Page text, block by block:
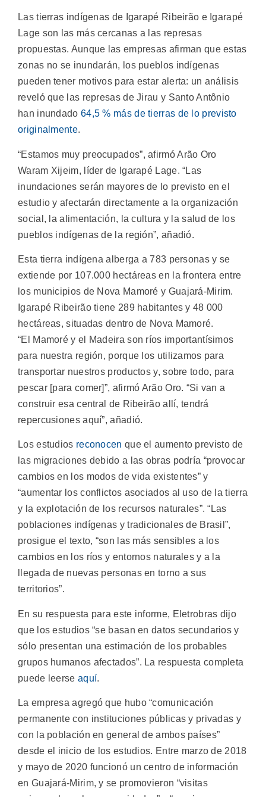
Las tierras indígenas de Igarapé Ribeirão e Igarapé
Lage son las más cercanas a las represas
propuestas. Aunque las empresas afirman que estas
zonas no se inundarán, los pueblos indígenas
pueden tener motivos para estar alerta: un análisis
reveló que las represas de Jirau y Santo Antônio
han inundado 64,5 % más de tierras de lo previsto
originalmente.
“Estamos muy preocupados”, afirmó Arão Oro
Waram Xijeim, líder de Igarapé Lage. “Las
inundaciones serán mayores de lo previsto en el
estudio y afectarán directamente a la organización
social, la alimentación, la cultura y la salud de los
pueblos indígenas de la región”, añadió.
Esta tierra indígena alberga a 783 personas y se
extiende por 107.000 hectáreas en la frontera entre
los municipios de Nova Mamoré y Guajará-Mirim.
Igarapé Ribeirão tiene 289 habitantes y 48 000
hectáreas, situadas dentro de Nova Mamoré.
“El Mamoré y el Madeira son ríos importantísimos
para nuestra región, porque los utilizamos para
transportar nuestros productos y, sobre todo, para
pescar [para comer]”, afirmó Arão Oro. “Si van a
construir esa central de Ribeirão allí, tendrá
repercusiones aquí”, añadió.
Los estudios reconocen que el aumento previsto de
las migraciones debido a las obras podría “provocar
cambios en los modos de vida existentes” y
“aumentar los conflictos asociados al uso de la tierra
y la explotación de los recursos naturales”. “Las
poblaciones indígenas y tradicionales de Brasil”,
prosigue el texto, “son las más sensibles a los
cambios en los ríos y entornos naturales y a la
llegada de nuevas personas en torno a sus
territorios”.
En su respuesta para este informe, Eletrobras dijo
que los estudios “se basan en datos secundarios y
sólo presentan una estimación de los probables
grupos humanos afectados”. La respuesta completa
puede leerse aquí.
La empresa agregó que hubo “comunicación
permanente con instituciones públicas y privadas y
con la población en general de ambos países”
desde el inicio de los estudios. Entre marzo de 2018
y mayo de 2020 funcionó un centro de información
en Guajará-Mirim, y se promovieron “visitas